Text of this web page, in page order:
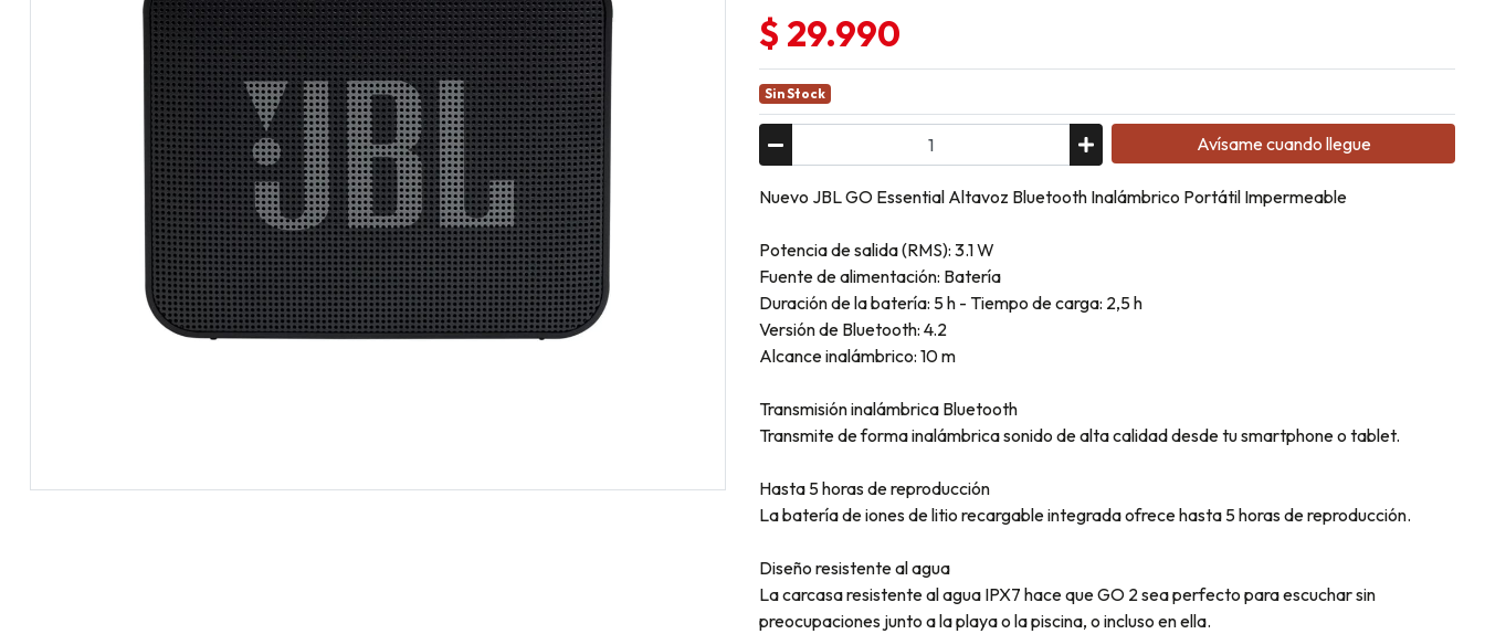
$ 29.990
Sin Stock
Avísame cuando llegue
Nuevo JBL GO Essential Altavoz Bluetooth Inalámbrico Portátil Impermeable
Potencia de salida (RMS): 3.1 W
Fuente de alimentación: Batería
Duración de la batería: 5 h - Tiempo de carga: 2,5 h
Versión de Bluetooth: 4.2
Alcance inalámbrico: 10 m
Transmisión inalámbrica Bluetooth
Transmite de forma inalámbrica sonido de alta calidad desde tu smartphone o tablet.
Hasta 5 horas de reproducción
La batería de iones de litio recargable integrada ofrece hasta 5 horas de reproducción.
Diseño resistente al agua
La carcasa resistente al agua IPX7 hace que GO 2 sea perfecto para escuchar sin
preocupaciones junto a la playa o la piscina, o incluso en ella.